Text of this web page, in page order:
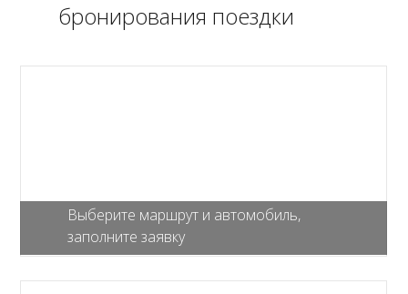
бронирования поездки
Выберите маршрут и автомобиль,
заполните заявку